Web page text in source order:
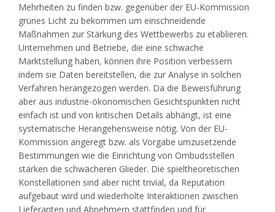
Mehrheiten zu finden bzw. gegenüber der EU-Kommission
grünes Licht zu bekommen um einschneidende
Maßnahmen zur Stärkung des Wettbewerbs zu etablieren.
Unternehmen und Betriebe, die eine schwache
Marktstellung haben, können ihre Position verbessern
indem sie Daten bereitstellen, die zur Analyse in solchen
Verfahren herangezogen werden. Da die Beweisführung
aber aus industrie-ökonomischen Gesichtspunkten nicht
einfach ist und von kritischen Details abhängt, ist eine
systematische Herangehensweise nötig. Von der EU-
Kommission angeregt bzw. als Vorgabe umzusetzende
Bestimmungen wie die Einrichtung von Ombudsstellen
stärken die schwächeren Glieder. Die spieltheoretischen
Konstellationen sind aber nicht trivial, da Reputation
aufgebaut wird und wiederholte Interaktionen zwischen
Lieferanten und Abnehmern stattfinden und für